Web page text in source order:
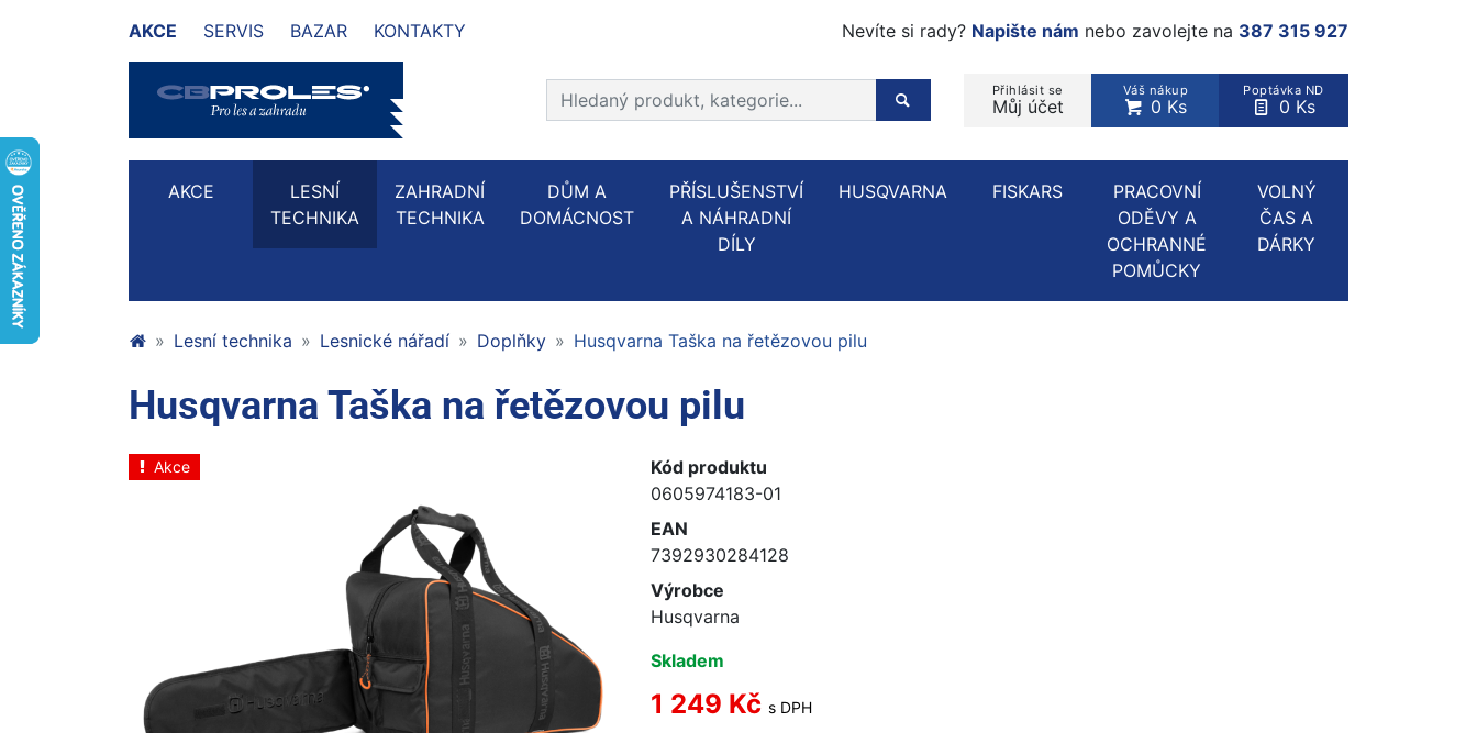
AKCE SERVIS BAZAR KONTAKTY Nevíte si rady? Napište nám nebo zavolejte na 387 315 927
Přihlásit se
Můj účet
Váš nákup
0 Ks
Poptávka ND
0 Ks
Prohledat web
Hledaný produkt, kategorie...
AKCE
LESNÍ
TECHNIKA
ZAHRADNÍ
TECHNIKA
DŮM A
DOMÁCNOST
PŘÍSLUŠENSTVÍ
A NÁHRADNÍ
DÍLY
HUSQVARNA FISKARS
PRACOVNÍ
ODĚVY A
OCHRANNÉ
POMŮCKY
VOLNÝ
ČAS A
DÁRKY
Lesní technika Lesnické nářadí Doplňky Husqvarna Taška na řetězovou pilu
Husqvarna Taška na řetězovou pilu
Akce
Kód produktu
0605974183-01
EAN
7392930284128
Výrobce
Husqvarna
Skladem
1 249 Kč s DPH